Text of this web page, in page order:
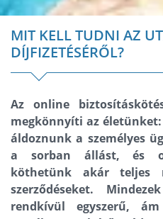
MIT KELL TUDNI AZ
DÍJFIZETÉSÉRŐL?
Az online
megkönnyíti az
áldoznunk a személyes
a sorban állást, és
köthetünk akár teljes
szerződéseket.
rendkívül egyszerű,